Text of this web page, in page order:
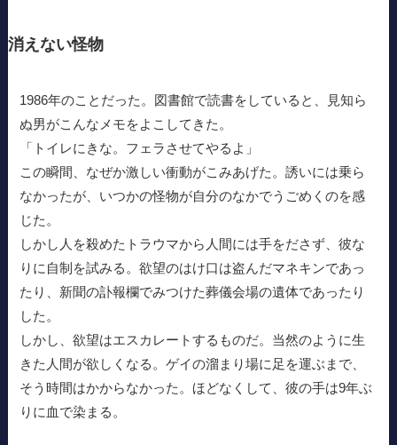
消えない怪物
1986年のことだった。図書館で読書をしていると、見知ら
ぬ男がこんなメモをよこしてきた。
「トイレにきな。フェラさせてやるよ」
この瞬間、なぜか激しい衝動がこみあげた。誘いには乗ら
なかったが、いつかの怪物が自分のなかでうごめくのを感
じた。
しかし人を殺めたトラウマから人間には手をださず、彼な
りに自制を試みる。欲望のはけ口は盗んだマネキンであっ
たり、新聞の訃報欄でみつけた葬儀会場の遺体であったり
した。
しかし、欲望はエスカレートするものだ。当然のように生
きた人間が欲しくなる。ゲイの溜まり場に足を運ぶまで、
そう時間はかからなかった。ほどなくして、彼の手は9年ぶ
りに血で染まる。